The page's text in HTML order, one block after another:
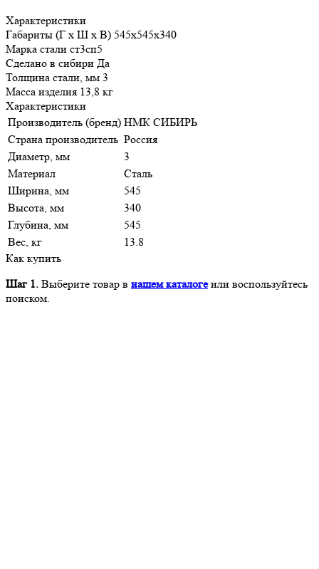
Характеристики
Габариты (Г х Ш х В) 545х545х340
Марка стали ст3сп5
Сделано в сибири Да
Толщина стали, мм 3
Масса изделия 13,8 кг
Характеристики
Производитель (бренд) НМК СИБИРЬ
Страна производитель Россия
Диаметр, мм
3
Материал
Сталь
Ширина, мм
545
Высота, мм
340
Глубина, мм
545
Вес, кг
13.8
Как купить
Шаг 1. Выберите товар в нашем каталогеили воспользуйтесь
поиском.